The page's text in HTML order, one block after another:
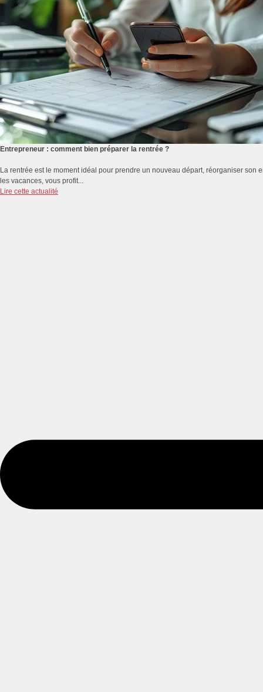
Entrepreneur : comment bien préparer la rentrée ?
La rentrée est le moment idéal pour prendre un nouveau départ, réorganiser son
les vacances, vous profit...
Lire cette actualité